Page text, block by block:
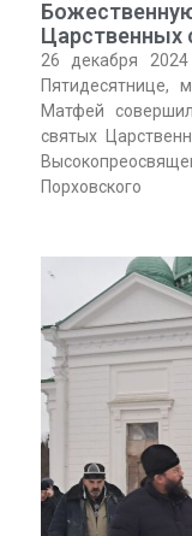
Царственных
26 декабря
Пятидесятнице,
Матфей
святых
Порховского